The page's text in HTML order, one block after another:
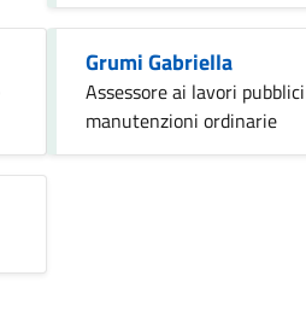
Grumi Gabriella
Assessore ai lavori
manutenzioni ordinarie